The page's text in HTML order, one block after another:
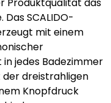
SCALIDO-
mit einem
jedes Badezimmer
der dreistrahligen
Knopfdruck